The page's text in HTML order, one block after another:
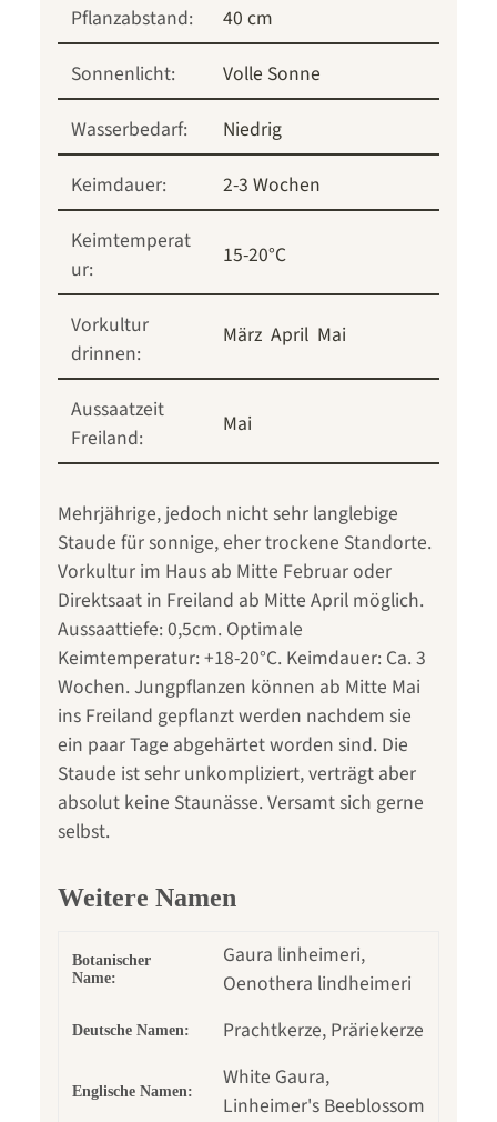
Pflanzabstand:
40 cm
Sonnenlicht:
Volle Sonne
Wasserbedarf:
Niedrig
Keimdauer:
2-3 Wochen
Keimtemperat
ur:
15-20°C
Vorkultur
drinnen:
März April Mai
Aussaatzeit
Freiland:
Mai
Mehrjährige, jedoch nicht sehr langlebige
Staude für sonnige, eher trockene Standorte.
Vorkultur im Haus ab Mitte Februar oder
Direktsaat in Freiland ab Mitte April möglich.
Aussaattiefe: 0,5cm. Optimale
Keimtemperatur: +18-20°C. Keimdauer: Ca. 3
Wochen. Jungpflanzen können ab Mitte Mai
ins Freiland gepflanzt werden nachdem sie
ein paar Tage abgehärtet worden sind. Die
Staude ist sehr unkompliziert, verträgt aber
absolut keine Staunässe. Versamt sich gerne
selbst.
Weitere Namen
Botanischer
Name:
Gaura linheimeri,
Oenothera lindheimeri
Deutsche Namen: Prachtkerze, Präriekerze
Englische Namen:
White Gaura,
Linheimer's Beeblossom